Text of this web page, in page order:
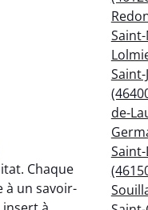
Chaque
à un savoir-
de-